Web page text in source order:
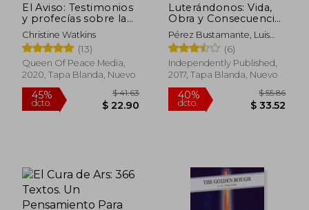
El Aviso: Testimonios
y profecías sobre la
Illuminación de
Consciencia
Christine Watkins
(13)
Queen Of Peace Media,
2020, Tapa Blanda, Nuevo
Luterándonos: Vida,
Obra y Consecuencias
de un Fraile Alemán
Pérez Bustamante, Luis
Fernando ; Olivera Ravasi,
Javier
(6)
Independently Published,
2017, Tapa Blanda, Nuevo